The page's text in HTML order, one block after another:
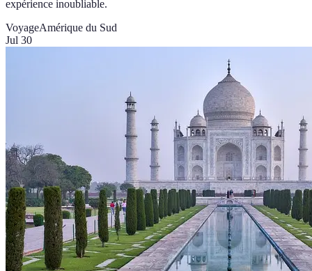
expérience inoubliable.
VoyageAmérique du Sud
Jul 30